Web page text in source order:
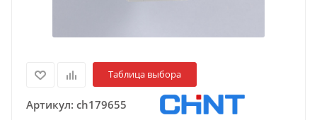
Таблица выбора
Артикул: ch179655